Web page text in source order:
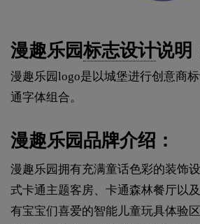
漫趣乐园标志设计说明
漫趣乐园logo是以城堡进行创意商
通字体组合。
漫趣乐园品牌介绍：
漫趣乐园拥有充满童话色彩的装饰
式卡通主题客房、卡通森林餐厅以
有宝宝们喜爱的智能儿童玩具体验